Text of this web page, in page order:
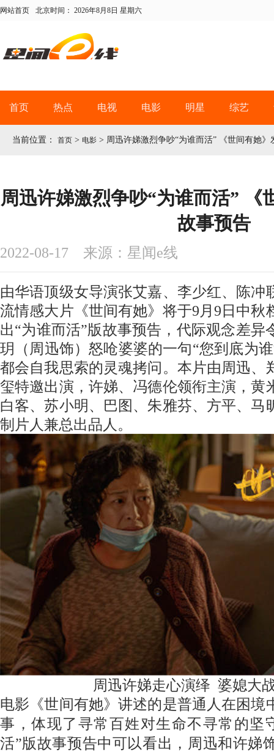
网站首页 北京时间： 2026年8月8日 星期六
首页 热点 电视 电影 明星 综艺
当前位置： 首页 > 电影 > 周迅许娣激烈争吵“为谁而活” 《世间有她
周迅许娣激烈争吵“为谁而活” 《
故事预告
2022-08-17 来源：星闻e线
由华语顶级女导演张艾嘉、 李少红、 陈冲
流情感大片《世间有她》将于9月9日中秋
出“为谁而活”版故事预告，代际观念差异
玥
（周迅饰）怒呛婆婆的一句“您到底为
都会自我思索的灵魂拷问。本片由周迅、
玺特邀出演，许娣、冯德伦领衔主演，黄
白客、苏小明、巴图、朱雅芬、方平、马
制片人兼总出品人。
周迅许娣走心演绎 婆媳大
电影 《世间有她》讲述的是普通人在困境
事，体现了寻常百姓对生命不寻常的坚
活”版故事预告中可以看出 ， 周迅和许娣